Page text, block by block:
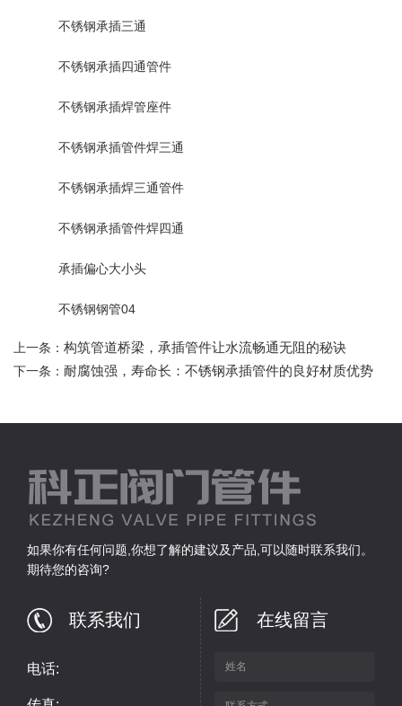
不锈钢承插三通
不锈钢承插四通管件
不锈钢承插焊管座件
不锈钢承插管件焊三通
不锈钢承插焊三通管件
不锈钢承插管件焊四通
承插偏心大小头
不锈钢钢管04
上一条： 构筑管道桥梁，承插管件让水流畅通无阻的秘诀
下一条： 耐腐蚀强，寿命长：不锈钢承插管件的良好材质优势
如果你有任何问题,你想了解的建议及产品,可以随时联系我们。
期待您的咨询?
联系我们
电话:
在线留言